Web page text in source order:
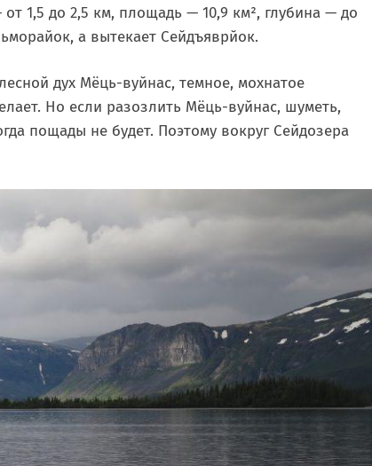
1,5 до 2,5 км, площадь — 10,9 км², глубина — до
а вытекает Сейдъяврйок.
дух Мёць-вуйнас, темное, мохнатое
Но если разозлить Мёць-вуйнас, шуметь,
пощады не будет. Поэтому вокруг Сейдозера